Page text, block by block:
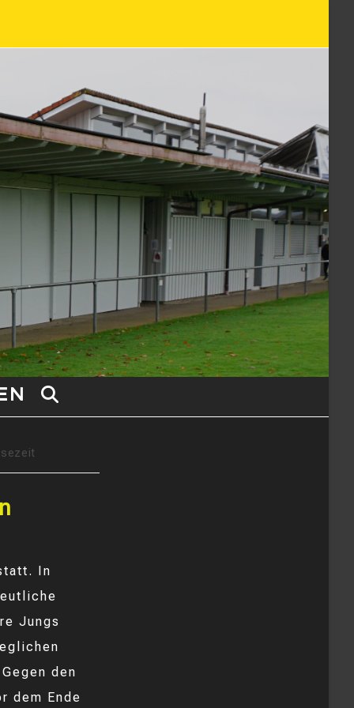
WEBSITE-
UMSCHALTEN
In
Jungs
den
dem Ende